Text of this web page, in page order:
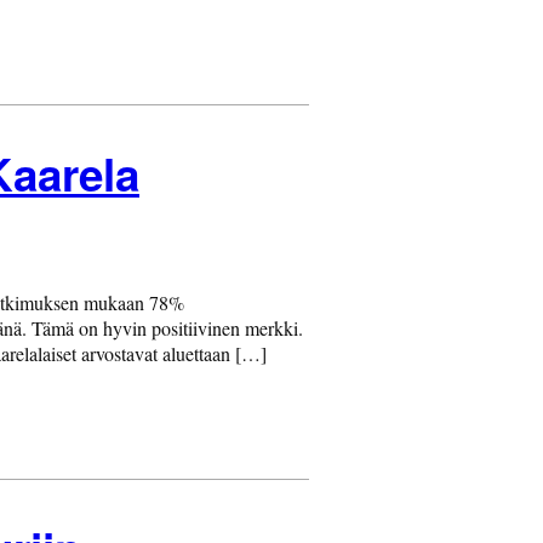
mukaan 78%
Tämä on hyvin positiivinen merkki.
arvostavat aluettaan […]